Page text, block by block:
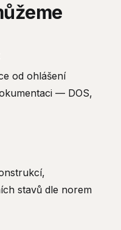
od ohlášení
— DOS,
stavů dle norem